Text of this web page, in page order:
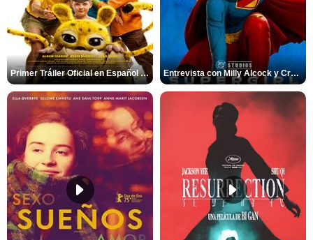
Primer Tráiler Oficial en Español de 'Marsupilami: Caos a Bordo' Entrevista con Milly Alcock y Craig Gillespie por 'Supergirl'